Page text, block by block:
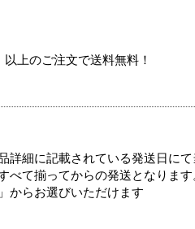
上のご注文で送料無料！
細に記載されている発送日にて
て揃ってからの発送となります
からお選びいただけます